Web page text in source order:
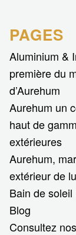
PAGES
Aluminium &
première du
d’Aurehum
Aurehum un
haut de
extérieures
Aurehum,
extérieur de
Bain de soleil
Blog
Consultez